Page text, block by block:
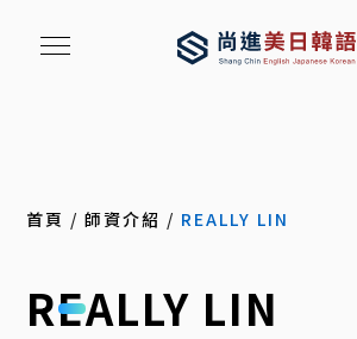
首頁 /師資介紹 / REALLY LIN
REALLY LIN